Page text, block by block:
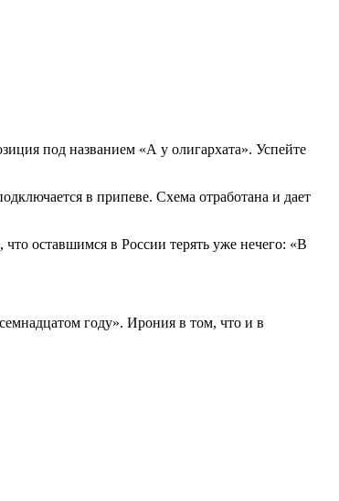
под названием «А у олигархата». Успейте
в припеве. Схема отработана и дает
оставшимся в России терять уже нечего: «В
году». Ирония в том, что и в